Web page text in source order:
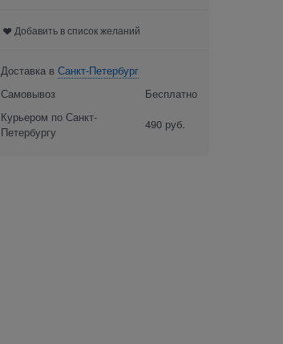
Добавить в список желаний
Доставка в Санкт-Петербург
Самовывоз
Бесплатно
Курьером по Санкт-
Петербургу
490 руб.